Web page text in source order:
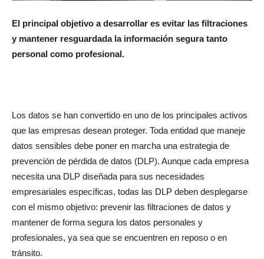
El principal objetivo a desarrollar es evitar las filtraciones
y mantener resguardada la información segura tanto
personal como profesional.
Los datos se han convertido en uno de los principales activos
que las empresas desean proteger. Toda entidad que maneje
datos sensibles debe poner en marcha una estrategia de
prevención de pérdida de datos (DLP). Aunque cada empresa
necesita una DLP diseñada para sus necesidades
empresariales específicas, todas las DLP deben desplegarse
con el mismo objetivo: prevenir las filtraciones de datos y
mantener de forma segura los datos personales y
profesionales, ya sea que se encuentren en reposo o en
tránsito.